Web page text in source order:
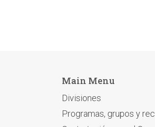
Main Menu
Divisiones
Programas, grupos y